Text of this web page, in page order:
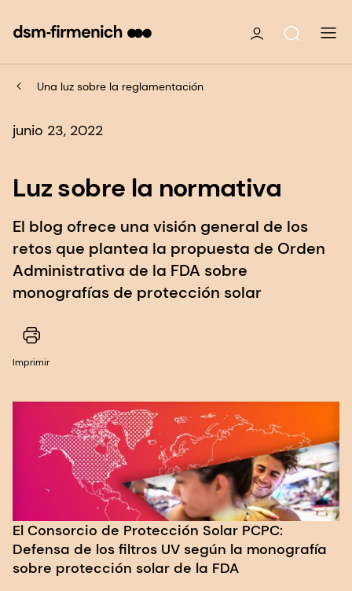
Una luz sobre la reglamentación
junio 23, 2022
Luz sobre la normativa
El blog ofrece una visión general de los
retos que plantea la propuesta de Orden
Administrativa de la FDA sobre
monografías de protección solar
Imprimir
El Consorcio de Protección Solar PCPC:
Defensa de los filtros UV según la monografía
sobre protección solar de la FDA